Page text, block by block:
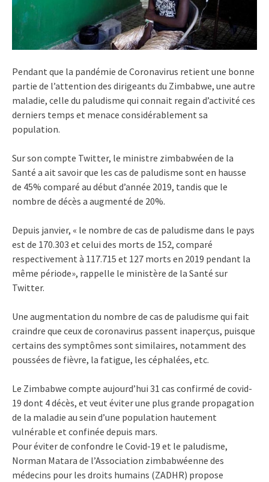
Pendant que la pandémie de Coronavirus retient une bonne
partie de l’attention des dirigeants du Zimbabwe, une autre
maladie, celle du paludisme qui connait regain d’activité ces
derniers temps et menace considérablement sa
population.
Sur son compte Twitter, le ministre zimbabwéen de la
Santé a ait savoir que les cas de paludisme sont en hausse
de 45% comparé au début d’année 2019, tandis que le
nombre de décès a augmenté de 20%.
Depuis janvier, « le nombre de cas de paludisme dans le pays
est de 170.303 et celui des morts de 152, comparé
respectivement à 117.715 et 127 morts en 2019 pendant la
même période», rappelle le ministère de la Santé sur
Twitter.
Une augmentation du nombre de cas de paludisme qui fait
craindre que ceux de coronavirus passent inaperçus, puisque
certains des symptômes sont similaires, notamment des
poussées de fièvre, la fatigue, les céphalées, etc.
Le Zimbabwe compte aujourd’hui 31 cas confirmé de covid-
19 dont 4 décès, et veut éviter une plus grande propagation
de la maladie au sein d’une population hautement
vulnérable et confinée depuis mars.
Pour éviter de confondre le Covid-19 et le paludisme,
Norman Matara de l’Association zimbabwéenne des
médecins pour les droits humains (ZADHR) propose